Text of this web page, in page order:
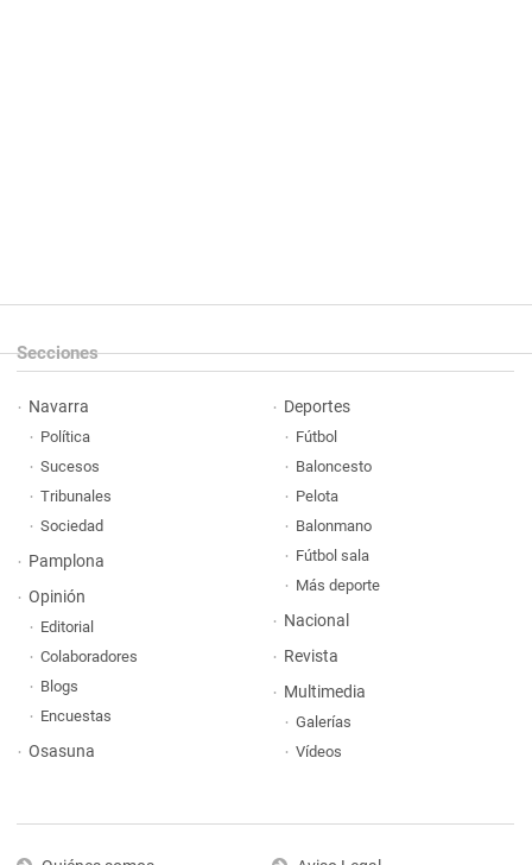
Secciones
Navarra
Política
Sucesos
Tribunales
Sociedad
Pamplona
Opinión
Editorial
Colaboradores
Blogs
Encuestas
Osasuna
Deportes
Fútbol
Baloncesto
Pelota
Balonmano
Fútbol sala
Más deporte
Nacional
Revista
Multimedia
Galerías
Vídeos